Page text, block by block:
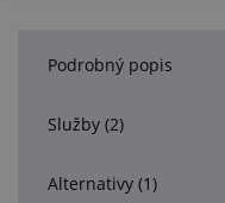
Podrobný popis
Služby (2)
Alternativy (1)